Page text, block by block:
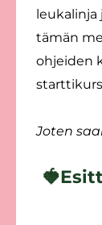
leukalinja
tämän
ohjeiden
Joten